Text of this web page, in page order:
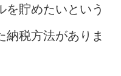
貯めたいという
税方法がありま